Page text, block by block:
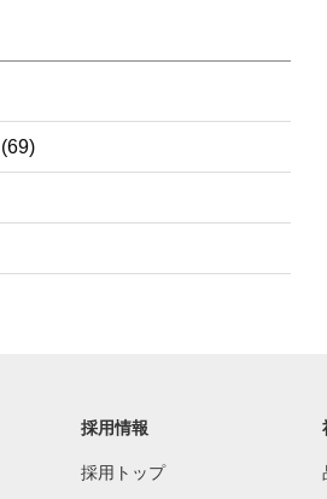
(69)
採用情報
採用トップ